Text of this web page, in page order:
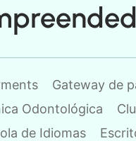
Gateway de
Odontológica
de Idiomas